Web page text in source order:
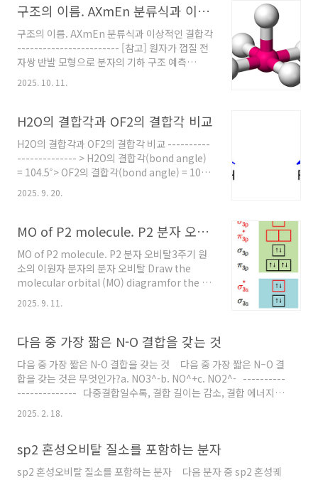
이온이면, 전하 수만큼 더한다. ) SnCl3^- = (Sn)
+ 3(Cl) + (e^-)= (4) + 3(7) + (1) = 26 [2단계]
화합물의 기본 골격 구조를 그린다.( 단일결합 수
만큼 전자 수를 뺀다. ) [아래 Step 2 참고]26 –
3(2) = 20 [3단계] 주위 원자들이 팔전자 규칙에
맞도록 ..
구조의 이름. AXmEn 분류식과 이상적인 결합각
구조의 이름. AXmEn 분류식과 이상적인 결합각
------------------------ [참고] 원자가 껍질 전
자쌍 반발 모형으로 분자의 기하 구조 예측
VSEPR[ https://ywpop.tistory.com/2571
조. ABx ABxEy[
https://ywpop.tistory.com/23782 ] [1] 사
각뿔형. Square pyramidal > AX5E1> 90˚ 이
하> 예: ClF5( 참고
https://ywpop.tistory.com/11411 ) [2] T-
형(T자형). T-shaped > A..
2025. 10. 11.
H2O의 결합각과 OF2의 결합각 비교
H2O의 결합각과 OF2의 결합각 비교 ----------
-------------- > H2O의 결합각(bond angle)
= 104.5˚> OF2의 결합각(bond angle) = 103˚
성도”이므로,( 참고: 전기음성도
합의 전자 밀도는O쪽으로 치우진다.---> O의 결
합 전자쌍 사이의 반발력 증가.---> 결합각 증가.
[OF2의 결합각]“O의 전기음성도 ”이므로, O–F
결합의 전자 밀도는F쪽으로 치우진다.---> O의
결합 전자쌍 사이의 반발력 감소.---> 결합각 감
소. [그림] H2O와 OF2의 쌍극자 모..
2025. 9. 20.
MO of P2 molecule. P2 분자 오비탈
MO of P2 molecule. P2 분자 오비탈3주기 원
소의 이원자 분자의 분자 오비탈 Draw the
molecular orbital (MO) diagramfor the P2
molecule. ------------------------ [참고] 분
자 오비탈 (Molecular Orbital, MO) 이론[
족 (15족) 원소이므로,원자가 전자 수 = 5개.--->
배치하면 된다. P2 has 10 valence
electrons(5 from each phosphorus
atom). [그림] MO diagram of P2 mo..
2025. 9. 11.
다음 중 가장 짧은 N-O 결합을 갖는 것
다음 중 가장 짧은 N-O 결합을 갖는 것 다음 중 가장 짧은 N–O 결
합을 갖는 것은 무엇인가?a. NO3^-b. NO^+c. NO2^- ----------
-------------- 다중결합일수록, 결합 길이는 감소, 결합 에너지는
증가.( 참고 https://ywpop.tistory.com/10143 ) a. NO3^-
> 공명 구조를 갖기 때문에,1과 1/3 결합( 참고
참고 https://ywpop.tistory.com/11551 ) c. NO2^-> 공명
구조를 갖기 때문에,1과 1/2 결합 답: b. NO^+ [키워드]..
2025. 2. 18.
sp2 혼성오비탈 질소를 포함하는 분자
sp2 혼성오비탈 질소를 포함하는 분자 다음 분자 중 sp2 혼성궤